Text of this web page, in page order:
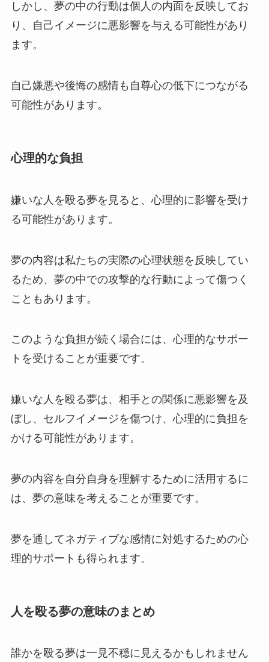
しかし、夢の中の行動は個人の内面を反映してお
り、自己イメージに悪影響を与える可能性があり
ます。
自己嫌悪や後悔の感情も自尊心の低下につながる
可能性があります。
心理的な負担
嫌いな人を殴る夢を見ると、心理的に影響を受け
る可能性があります。
夢の内容は私たちの実際の心理状態を反映してい
るため、夢の中での攻撃的な行動によって傷つく
こともあります。
このような負担が続く場合には、心理的なサポー
トを受けることが重要です。
嫌いな人を殴る夢は、相手との関係に悪影響を及
ぼし、セルフイメージを傷つけ、心理的に負担を
かける可能性があります。
夢の内容を自分自身を理解するために活用するに
は、夢の意味を考えることが重要です。
夢を通してネガティブな感情に対処するための心
理的サポートも得られます。
人を殴る夢の意味のまとめ
誰かを殴る夢は一見不穏に見えるかもしれません